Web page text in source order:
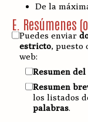
De la
E. Resúmenes
Puedes enviar
estricto, puesto
web:
Resumen
Resumen
los listados
palabras.